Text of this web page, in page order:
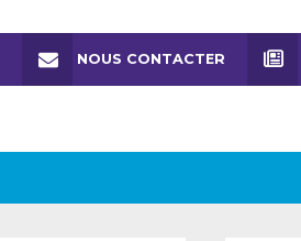
NOUS CONTACTER